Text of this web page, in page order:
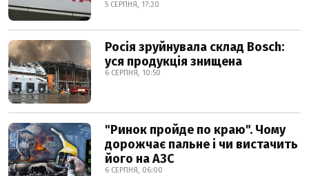
5 СЕРПНЯ, 17:20
Росія зруйнувала склад Bosch:
уся продукція знищена
6 СЕРПНЯ, 10:50
"Ринок пройде по краю". Чому
дорожчає пальне і чи вистачить
його на АЗС
6 СЕРПНЯ, 06:00